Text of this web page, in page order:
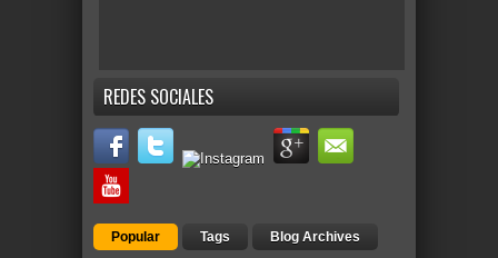
REDES SOCIALES
Popular Tags Blog Archives